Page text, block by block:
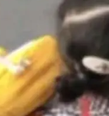
T
拷贝
层基
平将
信组
现了一
），
场景的
的技术
部署，
企业已
有云模
随着 AI
组织
全性、
年人工
智能在
赋能、
信服
着各行
结
之一。